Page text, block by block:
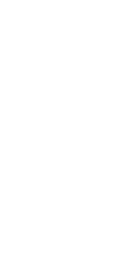
هولدر چوبی موبایل را
از فیلدهای دیگر خدمات
استایل طلایی، پلاک